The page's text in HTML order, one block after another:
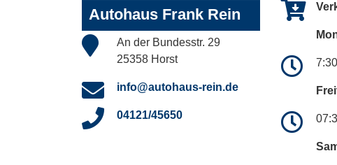
Autohaus Frank Rein
An der Bundesstr. 29
25358 Horst
info@autohaus-rein.de
04121/45650